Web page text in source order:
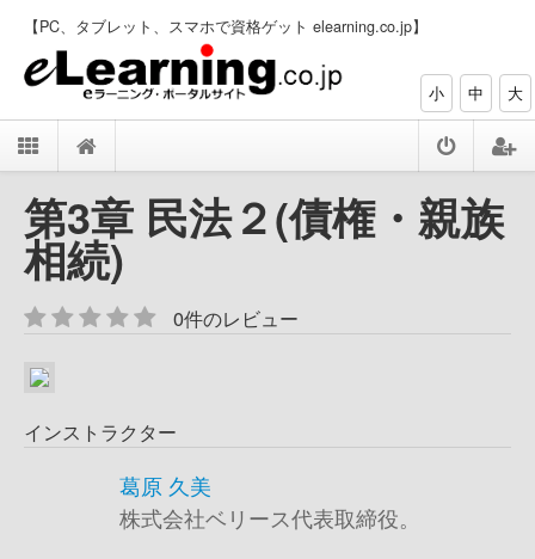
【PC、タブレット、スマホで資格ゲット elearning.co.jp】
小 中 大
第3章 民法２(債権・親族
相続)
0件のレビュー
インストラクター
葛原 久美
株式会社ベリース代表取締役。